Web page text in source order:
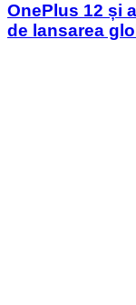
OnePlus 12 și
de lansarea